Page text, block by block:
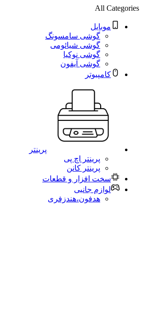
All Categories
موبایل
گوشی سامسونگ
گوشی شیائومی
گوشی نوکیا
گوشی آیفون
کامپیوتر
پرینتر
پرینتر اچ پی
پرینتر کانن
سخت افزار و قطعات
لوازم جانبی
هدفون،هندزفری